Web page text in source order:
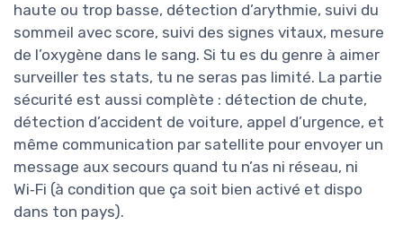
haute ou trop basse, détection d’arythmie, suivi du
sommeil avec score, suivi des signes vitaux, mesure
de l’oxygène dans le sang. Si tu es du genre à aimer
surveiller tes stats, tu ne seras pas limité. La partie
sécurité est aussi complète : détection de chute,
détection d’accident de voiture, appel d’urgence, et
même communication par satellite pour envoyer un
message aux secours quand tu n’as ni réseau, ni
Wi‑Fi (à condition que ça soit bien activé et dispo
dans ton pays).